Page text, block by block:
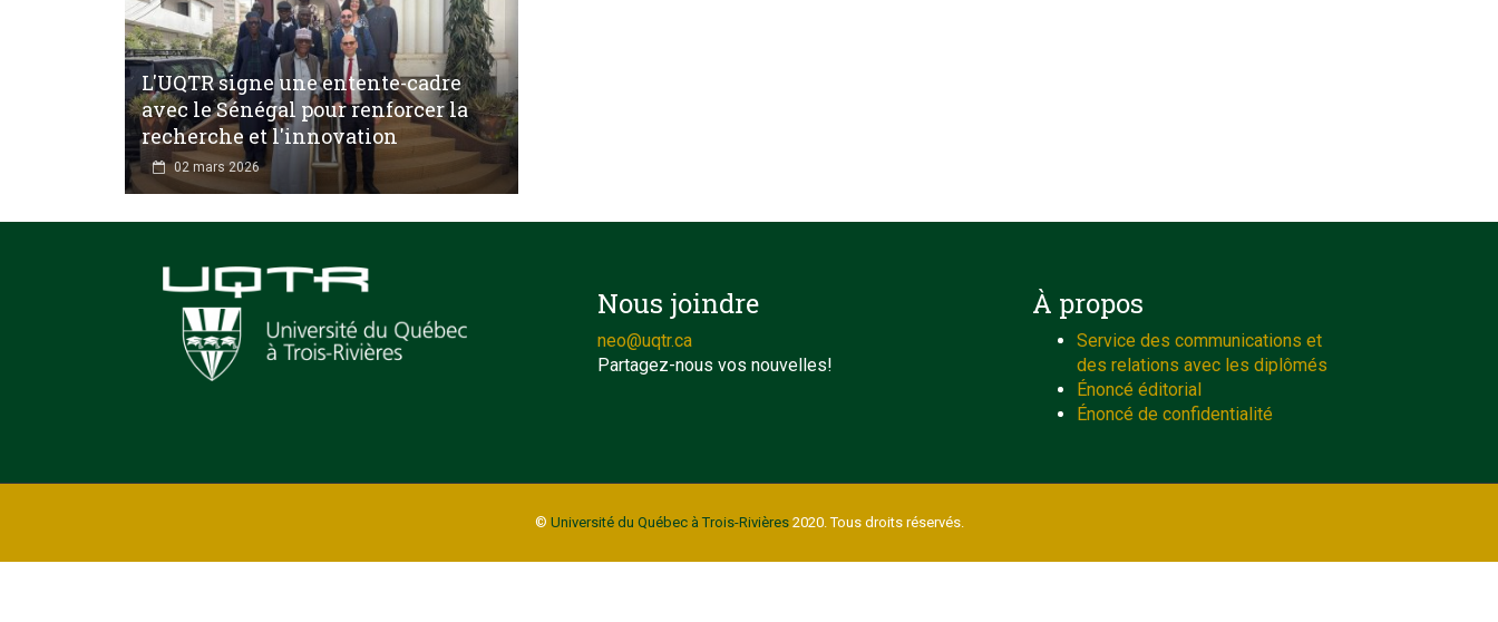
L'UQTR signe une entente-cadre
avec le Sénégal pour renforcer la
recherche et l'innovation
02 mars 2026
Nous joindre
neo@uqtr.ca
Partagez-nous vos nouvelles!
À propos
Service des communications et
des relations avec les diplômés
Énoncé éditorial
Énoncé de confidentialité
© Université du Québec à Trois-Rivières2020. Tous droits réservés.